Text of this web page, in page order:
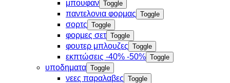
μπουφαν Toggle
παντελονια φορμας Toggle
σορτς Toggle
φορμες σετ Toggle
φουτερ μπλουζες Toggle
εκπτώσεις -40% -50% Toggle
υποδηματα Toggle
νεες παραλαβες Toggle